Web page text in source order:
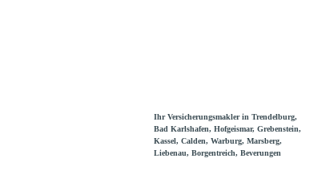
Ihr Versicherungsmakler in Trendelburg,
Bad Karlshafen, Hofgeismar, Grebenstein,
Kassel, Calden, Warburg, Marsberg,
Liebenau, Borgentreich, Beverungen